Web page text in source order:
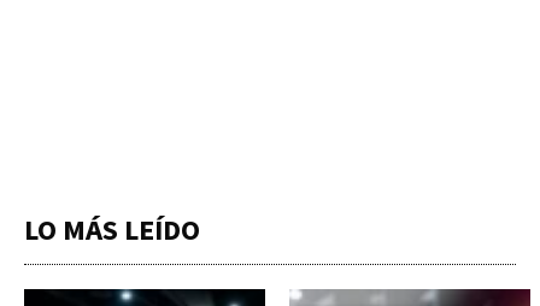
LO MÁS LEÍDO